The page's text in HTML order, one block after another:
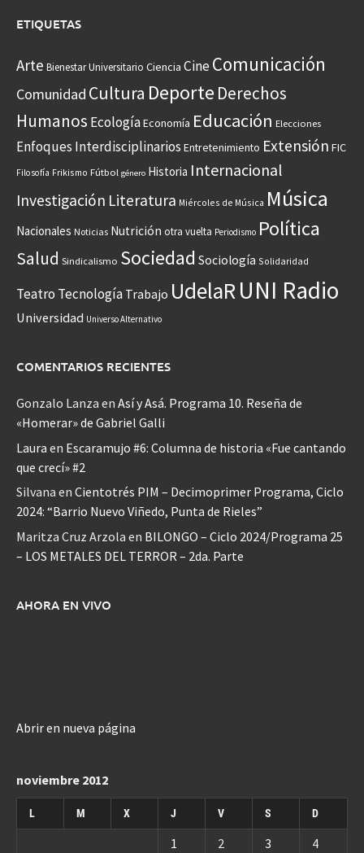
ETIQUETAS
Arte Bienestar Universitario Ciencia CineComunicación
Comunidad Cultura Deporte Derechos
Humanos EcologíaEconomía Educación Elecciones
Enfoques Interdisciplinarios Entretenimiento Extensión FIC
Filosofía Frikismo Fútbol género Historia Internacional
Investigación Literatura Miércoles de Música Música
Nacionales Noticias Nutrición otra vuelta Periodismo Política
Salud Sindicalismo Sociedad Sociología Solidaridad
Teatro Tecnología Trabajo UdelaRUNI Radio
Universidad Universo Alternativo
COMENTARIOS RECIENTES
Gonzalo Lanza en Así y Asá. Programa 10. Reseña de
«Homerar» de Gabriel Galli
Laura en Escaramujo #6: Columna de historia «Fue cantando
que crecí» #2
Silvana en Cientotrés PIM – Decimoprimer Programa, Ciclo
2024: “Barrio Nuevo Viñedo, Punta de Rieles”
Maritza Cruz Arzola en BILONGO – Ciclo 2024/Programa 25
– LOS METALES DEL TERROR – 2da. Parte
AHORA EN VIVO
Abrir en nueva página
noviembre 2012
L M X J V S D
1 2 3 4